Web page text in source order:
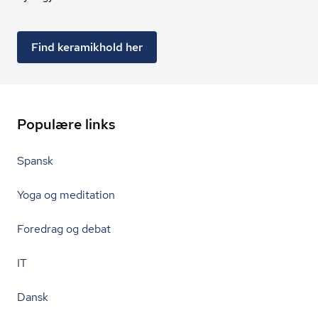
Find keramikhold her
Populære links
Spansk
Yoga og meditation
Foredrag og debat
IT
Dansk